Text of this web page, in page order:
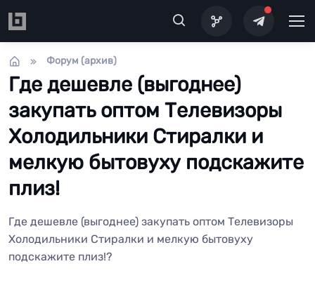
Форум (архив)
Где дешевле (выгоднее)
закупать оптом Телевизоры
Холодильники Стиралки и
мелкую бытовуху подскажите
плиз!
Где дешевле (выгоднее) закупать оптом Телевизоры
Холодильники Стиралки и мелкую бытовуху
подскажите плиз!?